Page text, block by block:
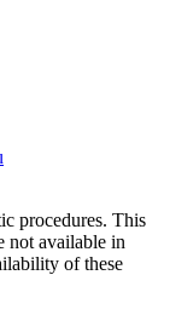
procedures. This
not available in
of these